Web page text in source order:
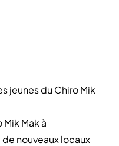
jeunes du Chiro Mik
Mak à
nouveaux locaux